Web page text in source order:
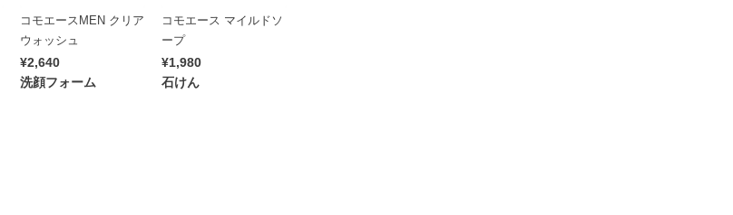
コモエースMEN クリア
ウォッシュ
¥2,640
洗顔フォーム
コモエース マイルドソ
ープ
¥1,980
石けん